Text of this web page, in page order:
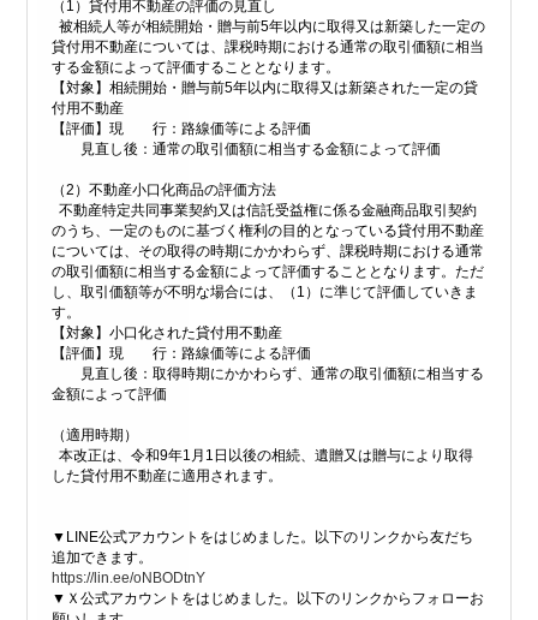
（1）貸付用不動産の評価の見直し
被相続人等が相続開始・贈与前5年以内に取得又は新築した一定の
貸付用不動産については、課税時期における通常の取引価額に相当
する金額によって評価することとなります。
【対象】相続開始・贈与前5年以内に取得又は新築された一定の貸
付用不動産
【評価】現 行：路線価等による評価
見直し後：通常の取引価額に相当する金額によって評価
（2）不動産小口化商品の評価方法
不動産特定共同事業契約又は信託受益権に係る金融商品取引契約
のうち、一定のものに基づく権利の目的となっている貸付用不動産
については、その取得の時期にかかわらず、課税時期における通常
の取引価額に相当する金額によって評価することとなります。ただ
し、取引価額等が不明な場合には、（1）に準じて評価していきま
す。
【対象】小口化された貸付用不動産
【評価】現 行：路線価等による評価
見直し後：取得時期にかかわらず、通常の取引価額に相当する
金額によって評価
（適用時期）
本改正は、令和9年1月1日以後の相続、遺贈又は贈与により取得
した貸付用不動産に適用されます。
▼LINE公式アカウントをはじめました。以下のリンクから友だち
追加できます。
https://lin.ee/oNBODtnY
▼Ｘ公式アカウントをはじめました。以下のリンクからフォローお